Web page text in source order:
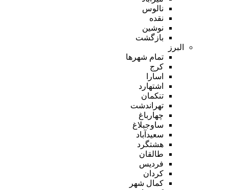
نالوس
نقده
نوشین
بازگشت
البرز
تمام شهر‌ها
کرج
اسارا
اشتهارد
تنکمان
تهراندشت
چهارباغ
ساوجبلاغ
سعیدآباد
هشتگرد
طالقان
فردیس
کردان
کمال شهر